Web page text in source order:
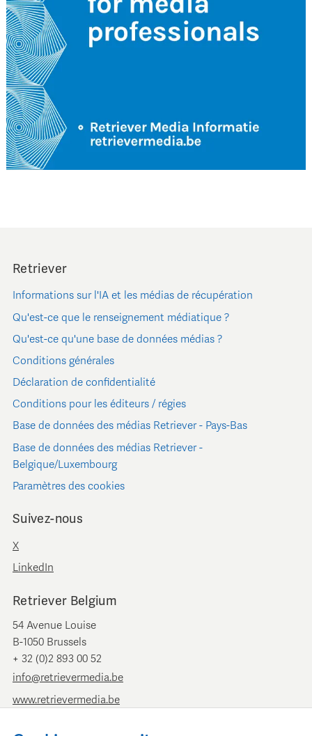
Retriever
Informations sur l'IA et les médias de récupération
Qu'est-ce que le renseignement médiatique ?
Qu'est-ce qu'une base de données médias ?
Conditions générales
Déclaration de confidentialité
Conditions pour les éditeurs / régies
Base de données des médias Retriever - Pays-Bas
Base de données des médias Retriever -
Belgique/Luxembourg
Paramètres des cookies
Suivez-nous
X
LinkedIn
Retriever Belgium
54 Avenue Louise
B-1050 Brussels
+ 32 (0)2 893 00 52
info@retrievermedia.be
www.retrievermedia.be
Retriever Pays-Bas